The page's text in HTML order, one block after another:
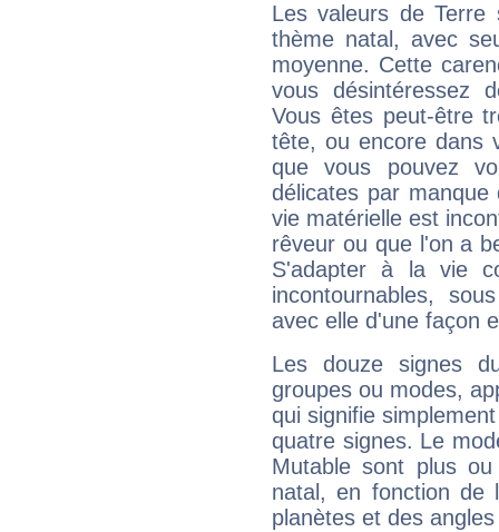
Les valeurs de Terre
thème natal, avec
moyenne. Cette
vous désintéressez
Vous êtes peut-être
tête, ou encore dans
que vous pouvez
délicates par
vie matérielle est
rêveur ou que l'on a
S'adapter à la vie
incontournables,
avec elle d'une façon
Les douze signes
groupes ou modes,
qui signifie
quatre signes. Le
Mutable sont plus
natal, en fonction de
planètes et des